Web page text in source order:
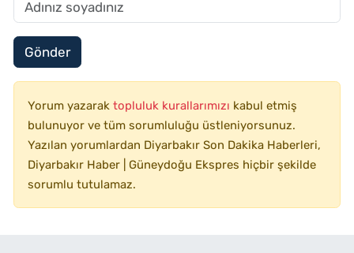
Gönder
Yorum yazarak topluluk kurallarımızı kabul etmiş
bulunuyor ve tüm sorumluluğu üstleniyorsunuz.
Yazılan yorumlardan Diyarbakır Son Dakika Haberleri,
Diyarbakır Haber | Güneydoğu Ekspres hiçbir şekilde
sorumlu tutulamaz.